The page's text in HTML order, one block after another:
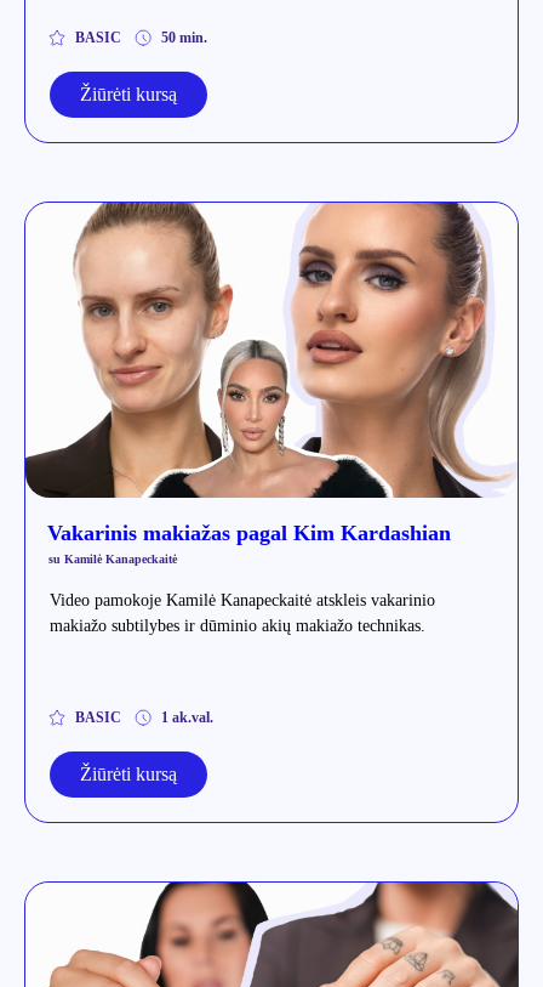
BASIC 50 min.
Žiūrėti kursą
Vakarinis makiažas pagal Kim Kardashian
su Kamilė Kanapeckaitė
Video pamokoje Kamilė Kanapeckaitė atskleis vakarinio
makiažo subtilybes ir dūminio akių makiažo technikas.
BASIC 1 ak.val.
Žiūrėti kursą